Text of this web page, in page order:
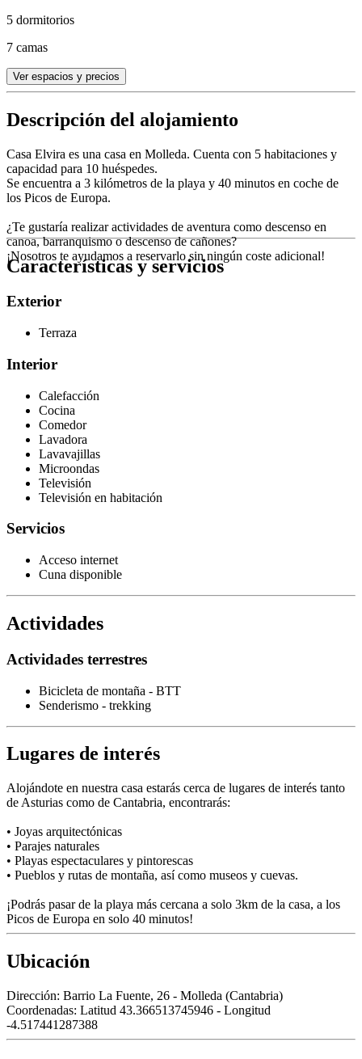
5 dormitorios
7 camas
Ver espacios y precios
Descripción del alojamiento
Casa Elvira es una casa en Molleda. Cuenta con 5 habitaciones y
capacidad para 10 huéspedes.
Se encuentra a 3 kilómetros de la playa y 40 minutos en coche de
los Picos de Europa.
¿Te gustaría realizar actividades de aventura como descenso en
canoa, barranquismo o descenso de cañones?
¡Nosotros te ayudamos a reservarlo sin ningún coste adicional!
Características y servicios
Exterior
Terraza
Interior
Calefacción
Cocina
Comedor
Lavadora
Lavavajillas
Microondas
Televisión
Televisión en habitación
Servicios
Acceso internet
Cuna disponible
Actividades
Actividades terrestres
Bicicleta de montaña - BTT
Senderismo - trekking
Lugares de interés
Alojándote en nuestra casa estarás cerca de lugares de interés tanto
de Asturias como de Cantabria, encontrarás:
• Joyas arquitectónicas
• Parajes naturales
• Playas espectaculares y pintorescas
• Pueblos y rutas de montaña, así como museos y cuevas.
¡Podrás pasar de la playa más cercana a solo 3km de la casa, a los
Picos de Europa en solo 40 minutos!
Ubicación
Dirección: Barrio La Fuente, 26 - Molleda (Cantabria)
Coordenadas: Latitud 43.366513745946 - Longitud
-4.517441287388